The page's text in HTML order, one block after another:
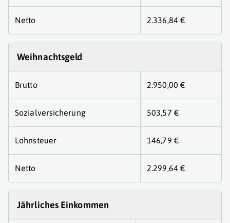
Netto 2.336,84 €
Weihnachtsgeld
Brutto 2.950,00 €
Sozialversicherung 503,57 €
Lohnsteuer 146,79 €
Netto 2.299,64 €
Jährliches Einkommen